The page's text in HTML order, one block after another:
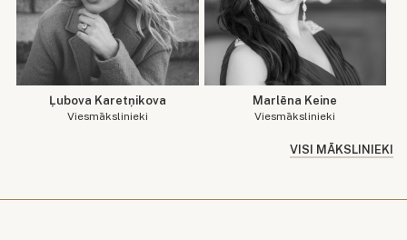
Ļubova Karetņikova
Viesmākslinieki
Marlēna Keine
Viesmākslinieki
VISI MĀKSLINIEKI